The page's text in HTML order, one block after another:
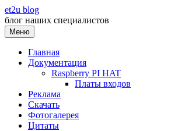
Перейти
к
содержимому
et2u blog
блог наших специалистов
Меню
Главная
Документация
Raspberry PI HAT
Платы входов
Реклама
Скачать
Фотогалерея
Цитаты